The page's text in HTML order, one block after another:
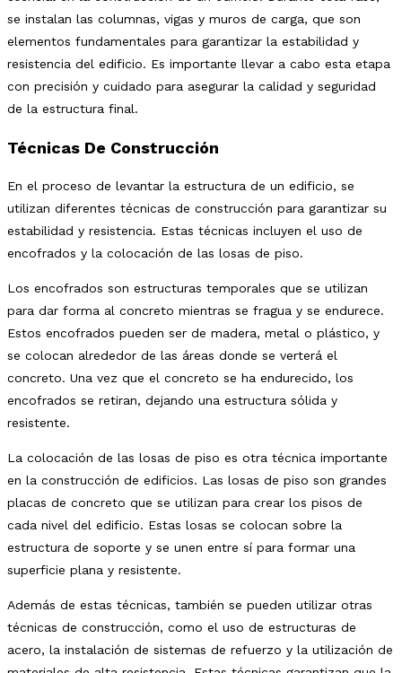
se instalan las columnas, vigas y muros de carga, que son
elementos fundamentales para garantizar la estabilidad y
resistencia del edificio. Es importante llevar a cabo esta etapa
con precisión y cuidado para asegurar la calidad y seguridad
de la estructura final.
Técnicas De Construcción
En el proceso de levantar la estructura de un edificio, se
utilizan diferentes técnicas de construcción para garantizar su
estabilidad y resistencia. Estas técnicas incluyen el uso de
encofrados y la colocación de las losas de piso.
Los encofrados son estructuras temporales que se utilizan
para dar forma al concreto mientras se fragua y se endurece.
Estos encofrados pueden ser de madera, metal o plástico, y
se colocan alrededor de las áreas donde se verterá el
concreto. Una vez que el concreto se ha endurecido, los
encofrados se retiran, dejando una estructura sólida y
resistente.
La colocación de las losas de piso es otra técnica importante
en la construcción de edificios. Las losas de piso son grandes
placas de concreto que se utilizan para crear los pisos de
cada nivel del edificio. Estas losas se colocan sobre la
estructura de soporte y se unen entre sí para formar una
superficie plana y resistente.
Además de estas técnicas, también se pueden utilizar otras
técnicas de construcción, como el uso de estructuras de
acero, la instalación de sistemas de refuerzo y la utilización de